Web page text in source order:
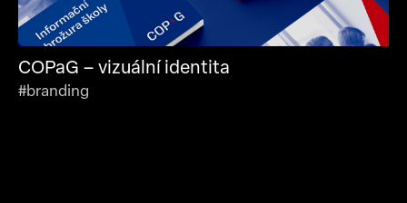
COPaG – vizuální identita
#branding